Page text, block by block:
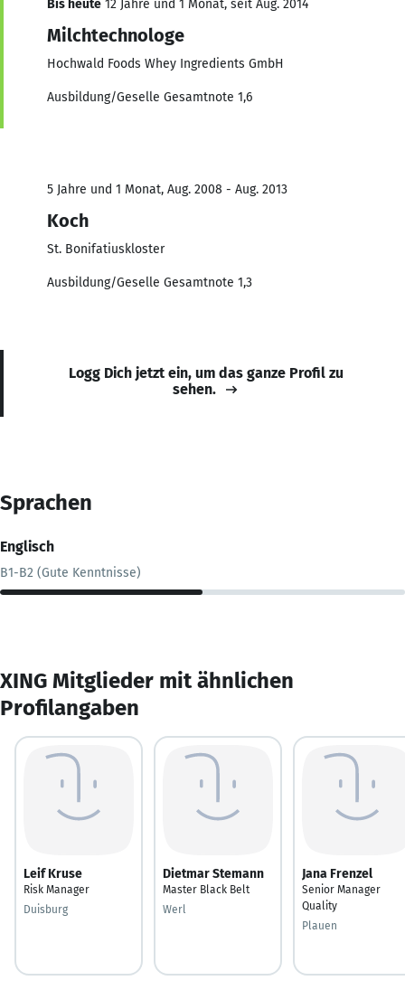
Bis heute 12 Jahre und 1 Monat, seit Aug. 2014
Milchtechnologe
Hochwald Foods Whey Ingredients GmbH
Ausbildung/Geselle Gesamtnote 1,6
5 Jahre und 1 Monat, Aug. 2008 - Aug. 2013
Koch
St. Bonifatiuskloster
Ausbildung/Geselle Gesamtnote 1,3
Logg Dich jetzt ein, um das ganze Profil zu
sehen.
Sprachen
Englisch
B1-B2 (Gute Kenntnisse)
XING Mitglieder mit ähnlichen
Profilangaben
Leif Kruse
Risk Manager
Duisburg
Dietmar Stemann
Master Black Belt
Werl
Jana Frenzel
Senior Manager
Quality
Plauen